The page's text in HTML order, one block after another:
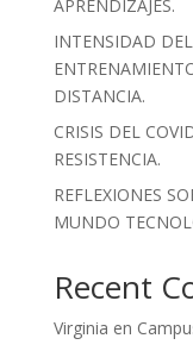
APRENDIZAJES.
INTENSIDAD
DISTANCIA.
CRISIS DEL
RESISTENCIA.
REFLEXIONES
MUNDO
Recent
Virginia en